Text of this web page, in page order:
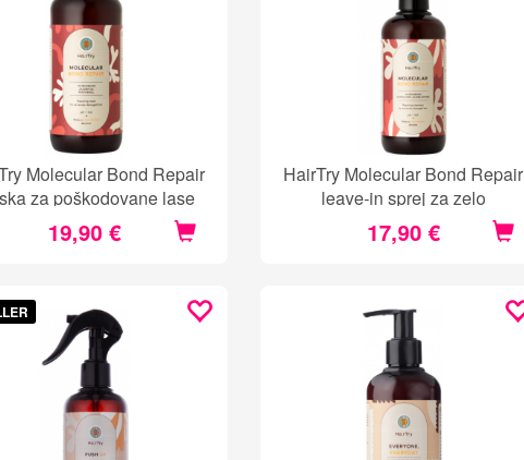
Molecular Bond Repair
za poškodovane lase
19,90 €
HairTry Molecular Bond Repair
leave-in sprej za zelo
poškodovane lase
17,90 €